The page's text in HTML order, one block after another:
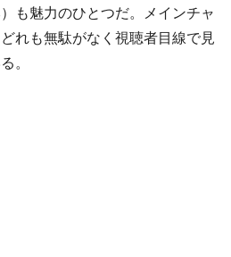
も魅力のひとつだ。メインチャ
れも無駄がなく視聴者目線で見
。